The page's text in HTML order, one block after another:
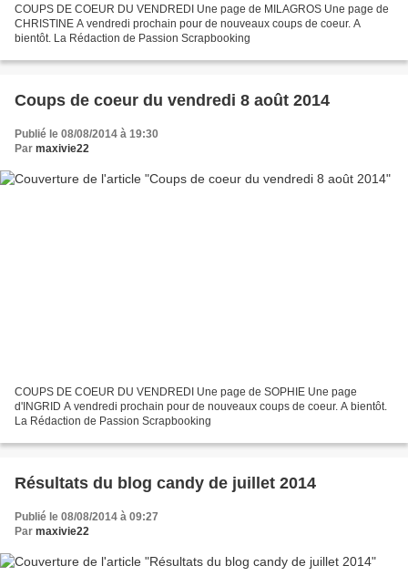
COUPS DE COEUR DU VENDREDI Une page de MILAGROS Une page de
CHRISTINE A vendredi prochain pour de nouveaux coups de coeur. A
bientôt. La Rédaction de Passion Scrapbooking
Coups de coeur du vendredi 8 août 2014
Publié le 08/08/2014 à 19:30
Par maxivie22
COUPS DE COEUR DU VENDREDI Une page de SOPHIE Une page
d'INGRID A vendredi prochain pour de nouveaux coups de coeur. A bientôt.
La Rédaction de Passion Scrapbooking
Résultats du blog candy de juillet 2014
Publié le 08/08/2014 à 09:27
Par maxivie22